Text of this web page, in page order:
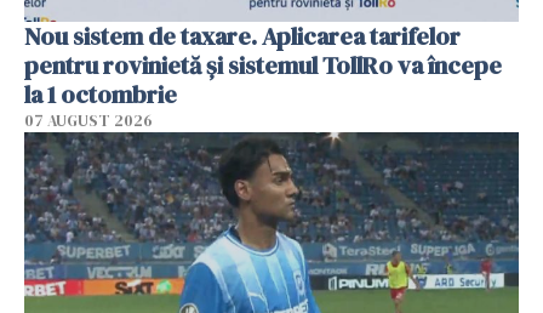
Nou sistem de taxare. Aplicarea tarifelor
pentru rovinietă şi sistemul TollRo va începe
la 1 octombrie
07 AUGUST 2026